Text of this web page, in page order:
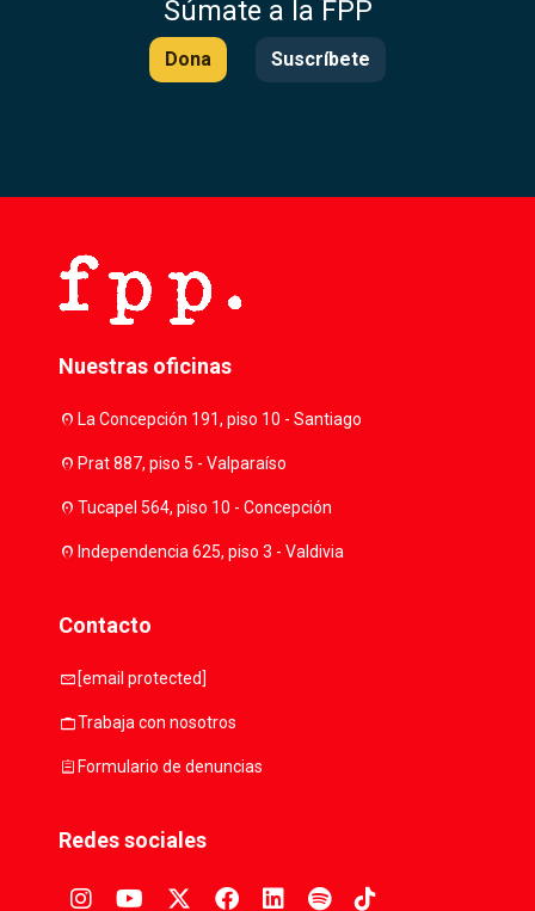
Súmate a la FPP
Dona Suscríbete
Nuestras oficinas
location_onLa Concepción 191, piso 10 - Santiago
location_onPrat 887, piso 5 - Valparaíso
location_onTucapel 564, piso 10 - Concepción
location_onIndependencia 625, piso 3 - Valdivia
Contacto
mail [email protected]
workTrabaja con nosotros
assignmentFormulario de denuncias
Redes sociales